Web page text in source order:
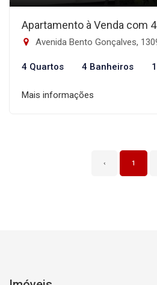
Apartamento à Venda com
Avenida Bento Gonçalves,
4 Quartos 4 Banheiros
Mais informações
‹ 1